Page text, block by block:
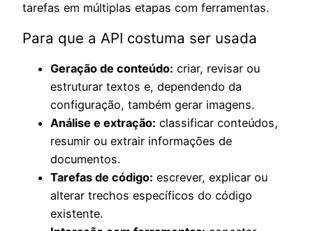
tarefas em múltiplas etapas com ferramentas.
Para que a API costuma ser usada
Geração de conteúdo: criar, revisar ou
estruturar textos e, dependendo da
configuração, também gerar imagens.
Análise e extração: classificar conteúdos,
resumir ou extrair informações de
documentos.
Tarefas de código: escrever, explicar ou
alterar trechos específicos do código
existente.